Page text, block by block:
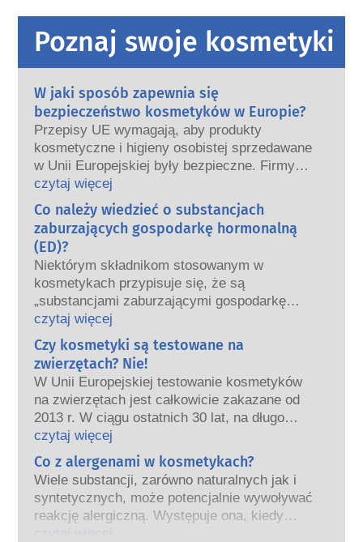
Poznaj swoje kosmetyki
W jaki sposób zapewnia się
bezpieczeństwo kosmetyków w Europie?
Przepisy UE wymagają, aby produkty
kosmetyczne i higieny osobistej sprzedawane
w Unii Europejskiej były bezpieczne. Firmy
oraz krajowe i europejskie organy regulacyjne
wspólnie ponoszą odpowiedzialność za
bezpieczeństwo produktów kosmetycznych.
czytaj więcej
Co należy wiedzieć o substancjach
zaburzających gospodarkę hormonalną
(ED)?
Niektórym składnikom stosowanym w
kosmetykach przypisuje się, że są
„substancjami zaburzającymi gospodarkę
hormonalną”, ponieważ mogą naśladować
niektóre właściwości naszych hormonów.
Tylko dlatego, że coś może naśladować
hormon, nie oznacza to, że zakłóci
prawidłowe funkcjonowanie układu
hormonalnego.
Wiele substancji, w tym te naturalne,
naśladuje hormony. Bardzo niewiele
substancji jednak, a są to głównie leki o
silnym działaniu, ma potwierdzone działanie
powodujące zaburzenia układu hormonalnego.
Rygorystyczne oceny bezpieczeństwa
produktów przeprowadzane przez
czytaj więcej
Czy kosmetyki są testowane na
zwierzętach? Nie!
W Unii Europejskiej testowanie kosmetyków
na zwierzętach jest całkowicie zakazane od
2013 r. W ciągu ostatnich 30 lat, na długo
przed wprowadzeniem zakazu, przemysł
kosmetyczny inwestował w badania i rozwój,
tak aby stworzyć pionierskie alternatywy dla
testowania na zwierzętach w celu oceny
bezpieczeństwa składników i produktów
kosmetycznych.
czytaj więcej
Co z alergenami w kosmetykach?
Wiele substancji, zarówno naturalnych jak i
syntetycznych, może potencjalnie wywoływać
reakcję alergiczną. Występuje ona, kiedy
układ odpornościowy danej osoby zareaguje
czytaj więcej